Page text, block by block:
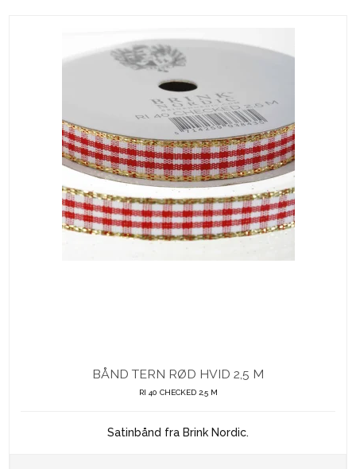
BÅND TERN RØD HVID 2,5 M
RI 40 CHECKED 2,5 M
Satinbånd fra Brink Nordic.